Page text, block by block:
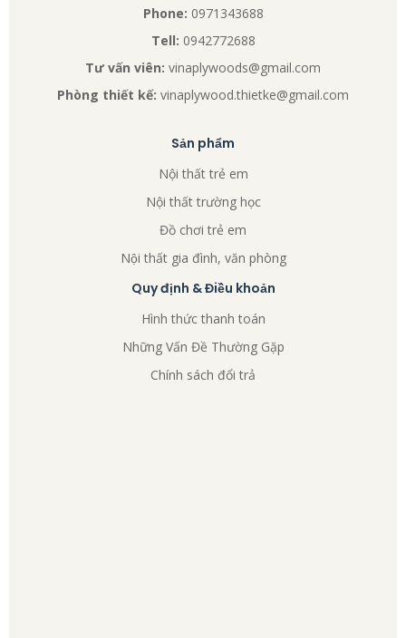
Phone: 0971343688
Tell: 0942772688
Tư vấn viên: vinaplywoods@gmail.com
Phòng thiết kế: vinaplywood.thietke@gmail.com
Sản phẩm
Nội thất trẻ em
Nội thất trường học
Đồ chơi trẻ em
Nội thất gia đình, văn phòng
Quy định & Điều khoản
Hình thức thanh toán
Những Vấn Đề Thường Gặp
Chính sách đổi trả